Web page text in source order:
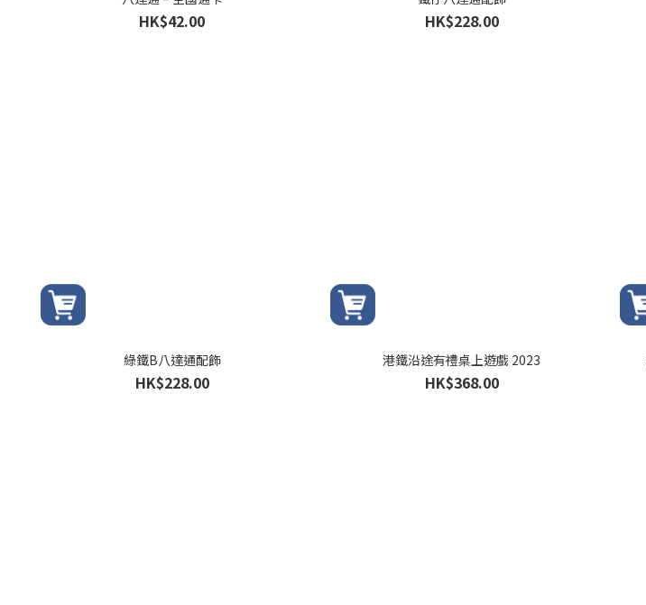
HK$42.00 HK$228.00
綠鐵B八達通配飾
HK$228.00
港鐵沿途有禮桌上遊戲 2023
HK$368.00